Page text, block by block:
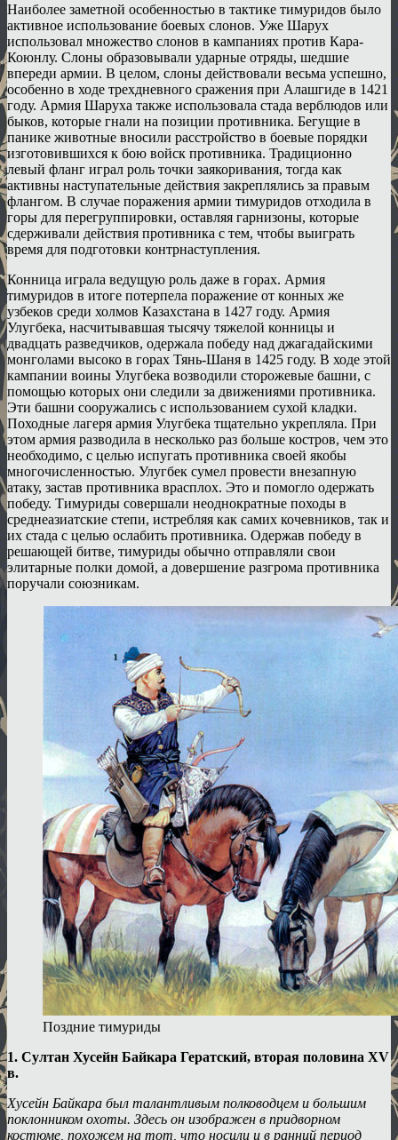
Наиболее заметной особенностью в тактике тимуридов было
активное использование боевых слонов. Уже Шарух
использовал множество слонов в кампаниях против Кара-
Коюнлу. Слоны образовывали ударные отряды, шедшие
впереди армии. В целом, слоны действовали весьма успешно,
особенно в ходе трехдневного сражения при Алашгиде в 1421
году. Армия Шаруха также использовала стада верблюдов или
быков, которые гнали на позиции противника. Бегущие в
панике животные вносили расстройство в боевые порядки
изготовившихся к бою войск противника. Традиционно
левый фланг играл роль точки заякоривания, тогда как
активны наступательные действия закреплялись за правым
флангом. В случае поражения армии тимуридов отходила в
горы для перегруппировки, оставляя гарнизоны, которые
сдерживали действия противника с тем, чтобы выиграть
время для подготовки контрнаступления.
Конница играла ведущую роль даже в горах. Армия
тимуридов в итоге потерпела поражение от конных же
узбеков среди холмов Казахстана в 1427 году. Армия
Улугбека, насчитывавшая тысячу тяжелой конницы и
двадцать разведчиков, одержала победу над джагадайскими
монголами высоко в горах Тянь-Шаня в 1425 году. В ходе этой
кампании воины Улугбека возводили сторожевые башни, с
помощью которых они следили за движениями противника.
Эти башни сооружались с использованием сухой кладки.
Походные лагеря армия Улугбека тщательно укрепляла. При
этом армия разводила в несколько раз больше костров, чем это
необходимо, с целью испугать противника своей якобы
многочисленностью. Улугбек сумел провести внезапную
атаку, застав противника врасплох. Это и помогло одержать
победу. Тимуриды совершали неоднократные походы в
среднеазиатские степи, истребляя как самих кочевников, так и
их стада с целью ослабить противника. Одержав победу в
решающей битве, тимуриды обычно отправляли свои
элитарные полки домой, а довершение разгрома противника
поручали союзникам.
Поздние тимуриды
1. Султан Хусейн Байкара Гератский, вторая половина XV
в.
Хусейн Байкара был талантливым полководцем и большим
поклонником охоты. Здесь он изображен в придворном
костюме, похожем на тот, что носили и в ранний период